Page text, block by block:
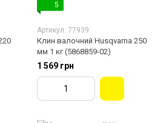
5
Артикул: 77939
Клин валочний Husqvarna 250
мм 1 кг (5868859-02)
1 569 грн